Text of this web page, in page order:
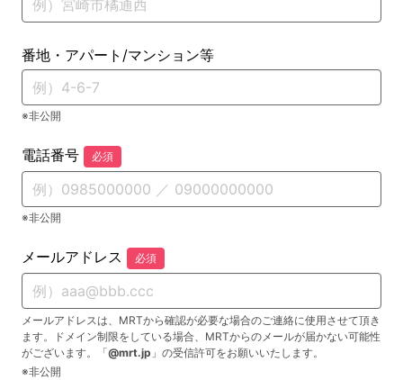
番地・アパート/マンション等
※非公開
電話番号 必須
※非公開
メールアドレス 必須
メールアドレスは、MRTから確認が必要な場合のご連絡に使用させて頂き
ます。ドメイン制限をしている場合、MRTからのメールが届かない可能性
がございます。「@mrt.jp 」の受信許可をお願いいたします。
※非公開